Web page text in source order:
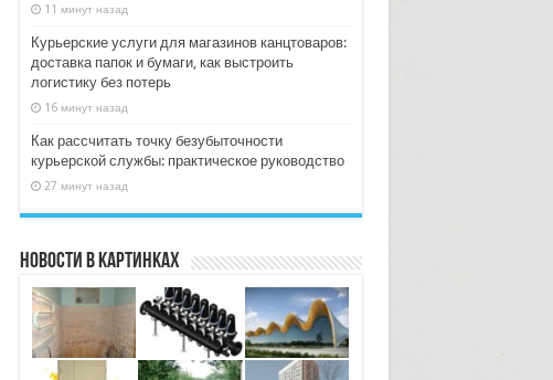
11 минут назад
Курьерские услуги для магазинов канцтоваров:
доставка папок и бумаги, как выстроить
логистику без потерь
16 минут назад
Как рассчитать точку безубыточности
курьерской службы: практическое руководство
27 минут назад
Новости в картинках